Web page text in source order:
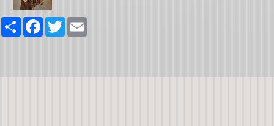
Share FacebookTwitter